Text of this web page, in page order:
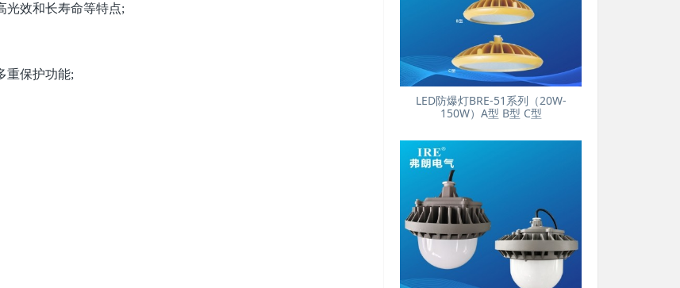
光效和长寿命等特点;
重保护功能;
LED防爆灯BRE-51系列（20W-
150W）A型 B型 C型